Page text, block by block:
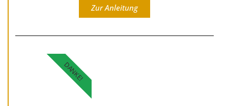
Zur Anleitung
DANKE!